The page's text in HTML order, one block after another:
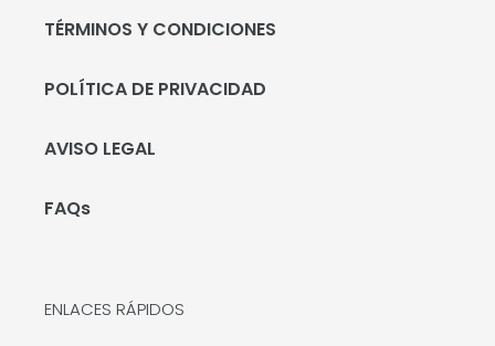
TÉRMINOS Y CONDICIONES
POLÍTICA DE PRIVACIDAD
AVISO LEGAL
FAQs
ENLACES RÁPIDOS